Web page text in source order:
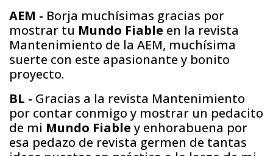
AEM - Borja muchísimas gracias por
mostrar tu Mundo Fiable en la revista
Mantenimiento de la AEM, muchísima
suerte con este apasionante y bonito
proyecto.
BL - Gracias a la revista Mantenimiento
por contar conmigo y mostrar un pedacito
de mi Mundo Fiabley enhorabuena por
esa pedazo de revista germen de tantas